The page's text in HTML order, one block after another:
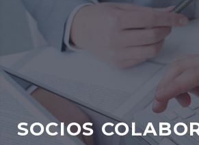
SOCIOS